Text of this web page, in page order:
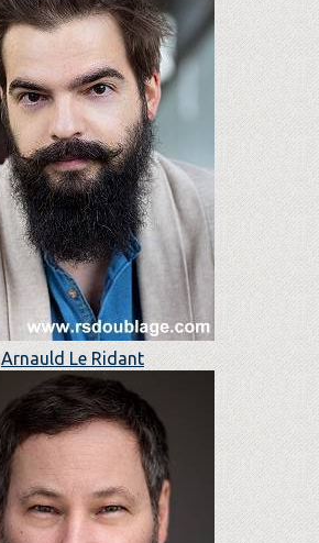
Arnauld Le Ridant